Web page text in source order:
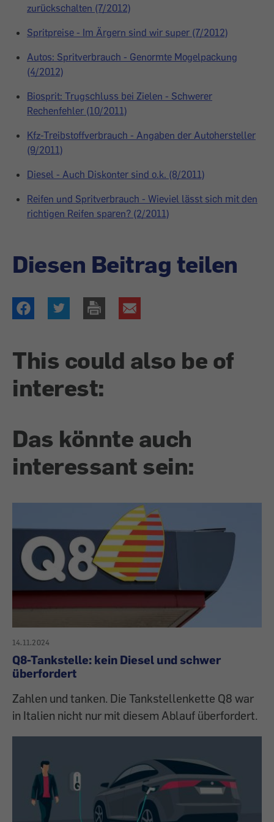
zurückschalten (7/2012)
Spritpreise - Im Ärgern sind wir super (7/2012)
Autos: Spritverbrauch - Genormte Mogelpackung
(4/2012)
Biosprit: Trugschluss bei Zielen - Schwerer
Rechenfehler (10/2011)
Kfz-Treibstoffverbrauch - Angaben der Autohersteller
(9/2011)
Diesel - Auch Diskonter sind o.k. (8/2011)
Reifen und Spritverbrauch - Wieviel lässt sich mit den
richtigen Reifen sparen? (2/2011)
Diesen Beitrag teilen
This could also be of
interest:
Das könnte auch
interessant sein:
14.11.2024
Q8-Tankstelle: kein Diesel und schwer
überfordert
Zahlen und tanken. Die Tankstellenkette Q8 war
in Italien nicht nur mit diesem Ablauf überfordert.